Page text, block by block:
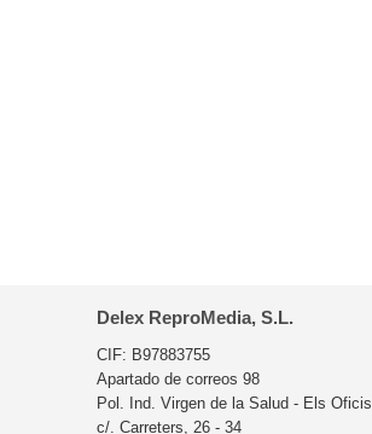
Delex ReproMedia, S.L.
CIF: B97883755
Apartado de correos 98
Pol. Ind. Virgen de la Salud - Els Oficis
c/. Carreters, 26 - 34